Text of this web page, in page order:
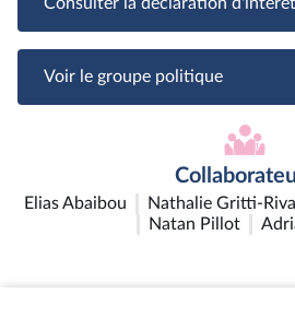
Voir le groupe politique
Elias Abaibou Nathalie Gritti-
Natan Pillot